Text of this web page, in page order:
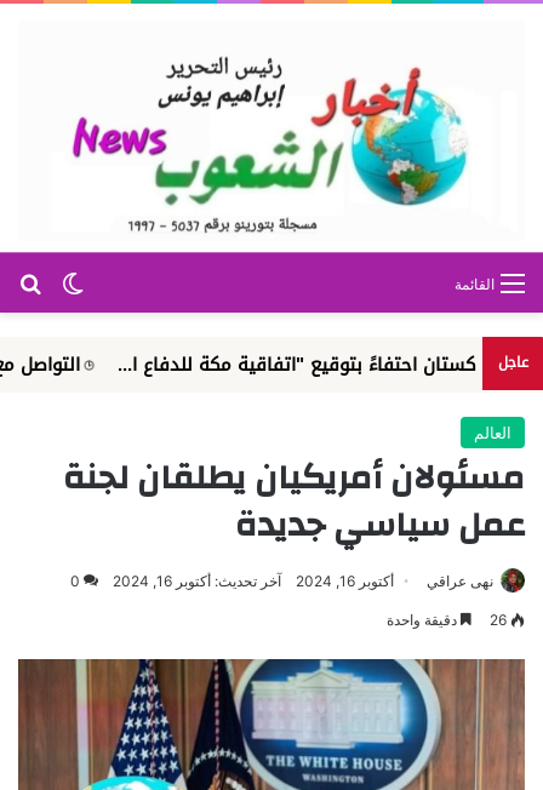
الوضع القائمة
عاجلاحتفاءً بتوقيع "اتفاقية مكة للدفاع ا... التواصل مع
العالم
مسئولان أمريكيان يطلقان لجنة
عمل سياسي جديدة
نهى عراقي أكتوبر 16, 2024 آخر تحديث: أكتوبر 16, 2024 0
26 دقيقة واحدة